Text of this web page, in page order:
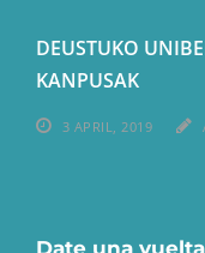
DEUSTUKO
KANPUSAK
3 APRIL, 2019
Date una